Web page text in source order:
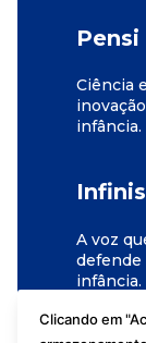
Pensi
Ciência e
infância.
Infinis
A voz
defende
infância.
Clicando em